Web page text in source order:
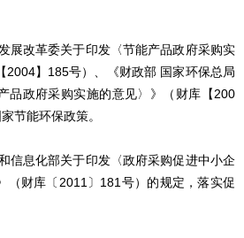
展改革委关于印发〈节能产品政府采购实
2004】185号）、《财政部 国家环保总局
品政府采购实施的意见〉》（财库【200
节能环保政策。
信息化部关于印发〈政府采购促进中小企
（财库〔2011〕181号）的规定，落实促